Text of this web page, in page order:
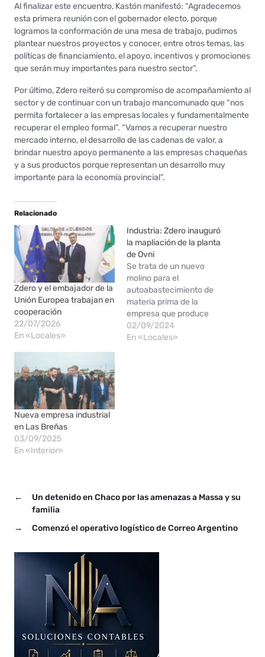
Al finalizar este encuentro, Kastón manifestó: “Agradecemos
esta primera reunión con el gobernador electo, porque
logramos la conformación de una mesa de trabajo, pudimos
plantear nuestros proyectos y conocer, entre otros temas, las
políticas de financiamiento, el apoyo, incentivos y promociones
que serán muy importantes para nuestro sector”.
Por último, Zdero reiteró su compromiso de acompañamiento al
sector y de continuar con un trabajo mancomunado que “nos
permita fortalecer a las empresas locales y fundamentalmente
recuperar el empleo formal”. “Vamos a recuperar nuestro
mercado interno, el desarrollo de las cadenas de valor, a
brindar nuestro apoyo permanente a las empresas chaqueñas
y a sus productos porque representan un desarrollo muy
importante para la economía provincial”.
Relacionado
Zdero y el embajador de la
Unión Europea trabajan en
cooperación
22/07/2026
En «Locales»
Industria: Zdero inauguró
la mapliación de la planta
de Ovni
Se trata de un nuevo
molino para el
autoabastecimiento de
materia prima de la
empresa que produce
snacks. “En el día de la
industria quiero ratificar el
02/09/2024
En «Locales»
Nueva empresa industrial
en Las Breñas
03/09/2025
En «Interior»
←
Un detenido en Chaco por las amenazas a Massa y su
familia
→
Comenzó el operativo logístico de Correo Argentino